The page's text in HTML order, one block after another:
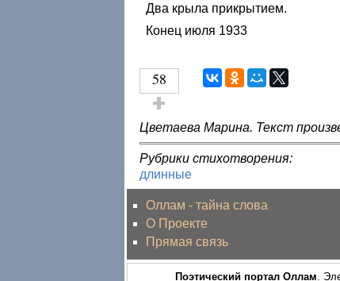
Два крыла прикрытием.
Конец июля 1933
58
Голос за!
Цветаева Марина. Текст
Рубрики стихотворения:
длинные
Оллам - тайна слова
О Проекте
Прямая связь
Поэтический портал Оллам .